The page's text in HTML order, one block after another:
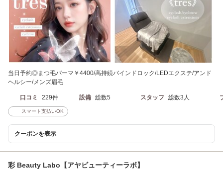
当日予約◎まつ毛パーマ￥4400/高持続バインドロック/LEDエクステ/アンド
ヘルシー/メンズ眉毛
口コミ 229件 設備 総数5 スタッフ 総数3人
スマート支払いOK
クーポンを表示
彩 Beauty Labo【アヤビューティーラボ】